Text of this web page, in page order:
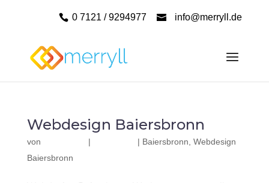
0 7121 / 9294977 info@merryll.de
Webdesign Baiersbronn
von | | Baiersbronn Webdesign
Baiersbronn